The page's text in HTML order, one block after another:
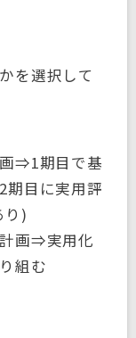
を選択して
⇒1期目で基
期目に実用評
り)
画⇒実用化
組む